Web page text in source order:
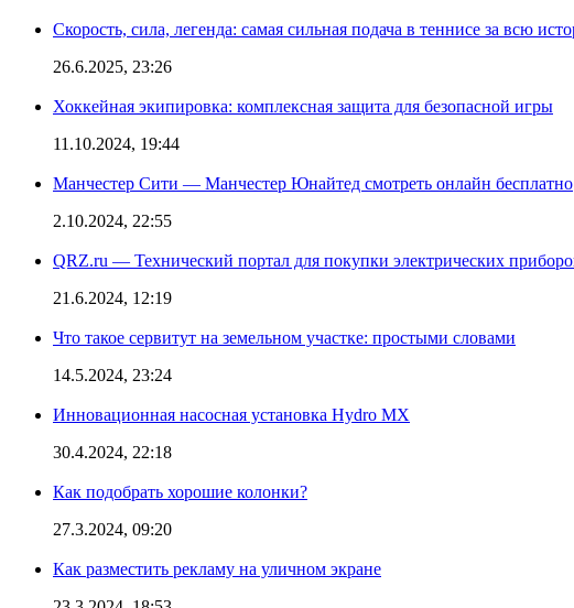
Скорость, сила, легенда: самая сильная подача в теннисе за всю
26.6.2025, 23:26
Хоккейная экипировка: комплексная защита для безопасной игры
11.10.2024, 19:44
Манчестер Сити — Манчестер Юнайтед смотреть онлайн бесплатно
2.10.2024, 22:55
QRZ.ru — Технический портал для покупки электрических
21.6.2024, 12:19
Что такое сервитут на земельном участке: простыми словами
14.5.2024, 23:24
Инновационная насосная установка Hydro MX
30.4.2024, 22:18
Как подобрать хорошие колонки?
27.3.2024, 09:20
Как разместить рекламу на уличном экране